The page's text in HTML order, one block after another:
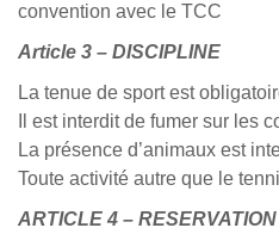
convention avec le TCC
Article 3 – DISCIPLINE
La tenue de sport est
Il est interdit de fumer sur les
La présence d’animaux est
Toute activité autre que le
ARTICLE 4 –